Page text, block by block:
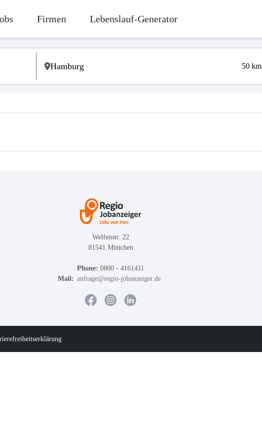
Firmen Lebenslauf-Generator
50km
Welfenstr. 22
81541 München
Phone: 0800 - 4161411
Mail: anfrage@regio-jobanzeiger.de